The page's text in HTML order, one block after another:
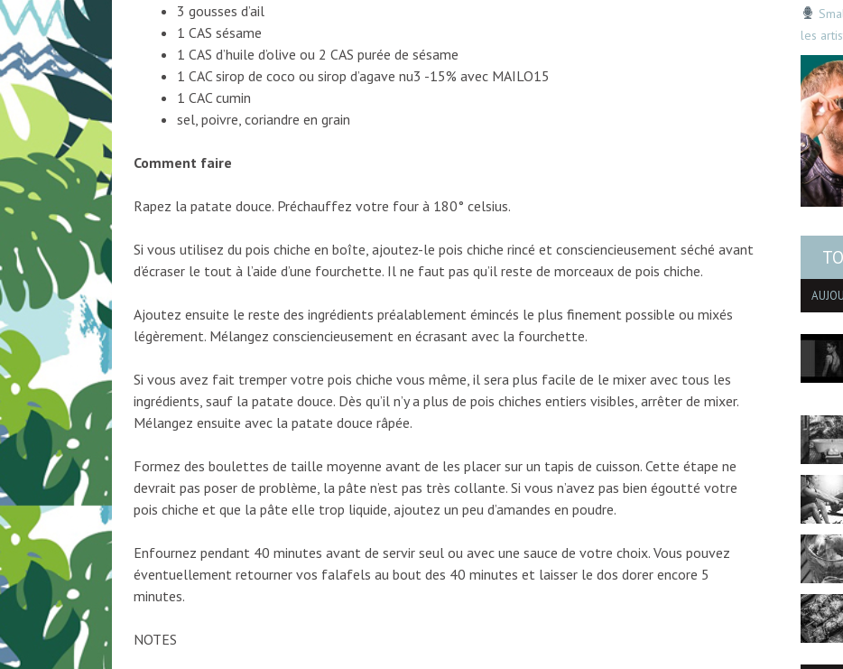
3 gousses d’ail
1 CAS sésame
1 CAS d’huile d’olive ou 2 CAS purée de sésame
1 CAC sirop de coco ou sirop d’agave nu3 -15% avec MAILO15
1 CAC cumin
sel, poivre, coriandre en grain
Comment faire
Rapez la patate douce. Préchauffez votre four à 180° celsius.
Si vous utilisez du pois chiche en boîte, ajoutez-le pois chiche rincé et consciencieusement séché avant
d’écraser le tout à l’aide d’une fourchette. Il ne faut pas qu’il reste de morceaux de pois chiche.
Ajoutez ensuite le reste des ingrédients préalablement émincés le plus finement possible ou mixés
légèrement. Mélangez consciencieusement en écrasant avec la fourchette.
Si vous avez fait tremper votre pois chiche vous même, il sera plus facile de le mixer avec tous les
ingrédients, sauf la patate douce. Dès qu’il n’y a plus de pois chiches entiers visibles, arrêter de mixer.
Mélangez ensuite avec la patate douce râpée.
Formez des boulettes de taille moyenne avant de les placer sur un tapis de cuisson. Cette étape ne
devrait pas poser de problème, la pâte n’est pas très collante. Si vous n’avez pas bien égoutté votre
pois chiche et que la pâte elle trop liquide, ajoutez un peu d’amandes en poudre.
Enfournez pendant 40 minutes avant de servir seul ou avec une sauce de votre choix. Vous pouvez
éventuellement retourner vos falafels au bout des 40 minutes et laisser le dos dorer encore 5
minutes.
NOTES
les